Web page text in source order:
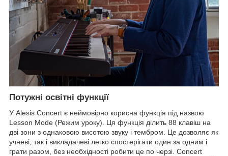
Потужні освітні функції
У Alesis Concert є неймовірно корисна функція під назвою
Lesson Mode (Режим уроку). Ця функція ділить 88 клавіш на
дві зони з однаковою висотою звуку і тембром. Це дозволяє як
учневі, так і викладачеві легко спостерігати один за одним і
грати разом, без необхідності робити це по черзі. Concert